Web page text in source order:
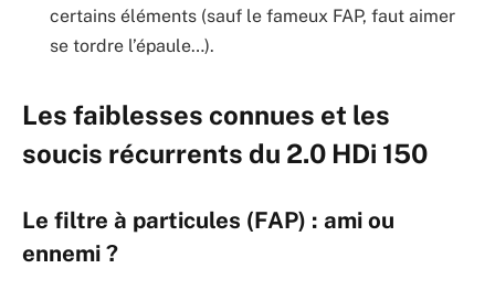
certains éléments (sauf le fameux FAP, faut aimer
se tordre l’épaule…).
Les faiblesses connues et les
soucis récurrents du 2.0 HDi 150
Le filtre à particules (FAP) : ami ou
ennemi ?